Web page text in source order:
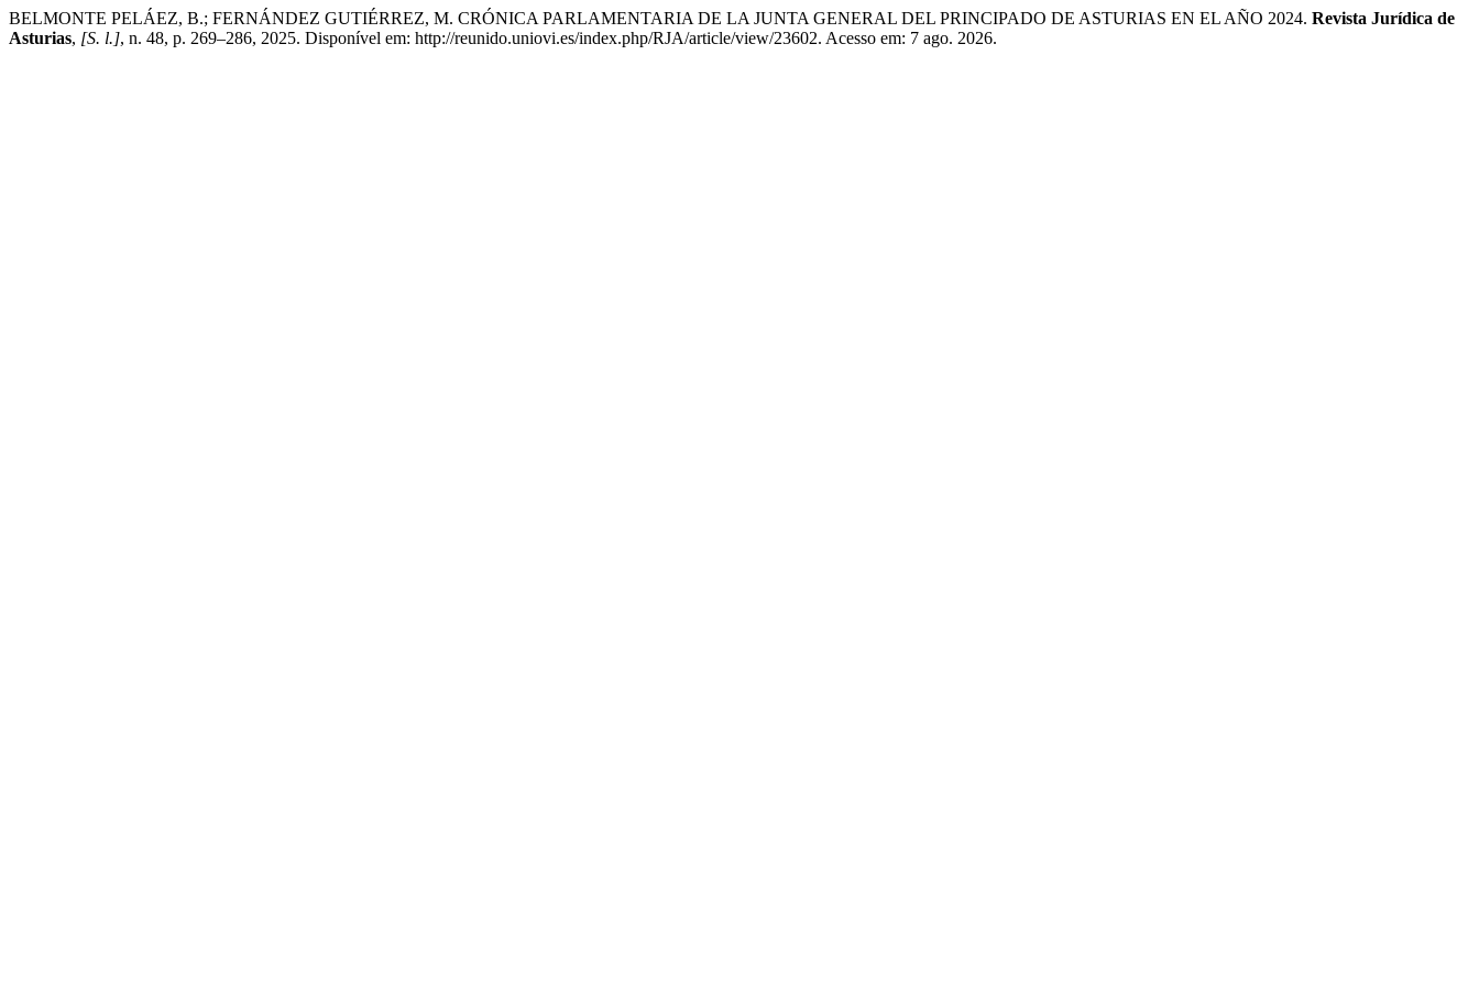
BELMONTE PELÁEZ, B.; FERNÁNDEZ GUTIÉRREZ, M. CRÓNICA PARLAMENTARIA DE LA JUNTA GENERAL DEL PRINCIPADO DE ASTURIAS EN EL AÑO 2024. Revista Jurídica de
Asturias, [S. l.], n. 48, p. 269–286, 2025. Disponível em: http://reunido.uniovi.es/index.php/RJA/article/view/23602. Acesso em: 7 ago. 2026.